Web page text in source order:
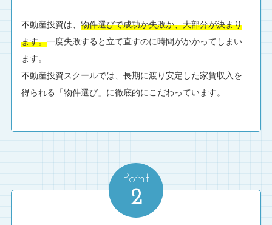
不動産投資は、物件選びで成功か失敗か、大部分が決まり
ます。一度失敗すると立て直すのに時間がかかってしまい
ます。
不動産投資スクールでは、長期に渡り安定した家賃収入を
得られる「物件選び」に徹底的にこだわっています。
Point
2